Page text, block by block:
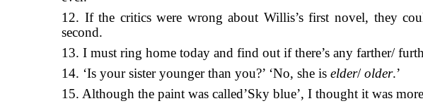
12. If the critics were wrong about Willis’s first novel, they
second.
13. I must ring home today and find out if there’s any farther/
14. ‘Is your sister younger than you?’ ‘No, she is elder/older.’
15. Although the paint was called’Sky blue’, I thought it was